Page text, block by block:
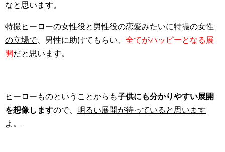
なと思います。
特撮ヒーローの女性役と男性役の恋愛みたいに特撮の女性
の立場で、男性に助けてもらい、 全てがハッピーとなる展
開だと思います。
ヒーローものということからも子供にも分かりやすい展開
を想像しますので、 明るい展開が待っていると思います
よ。